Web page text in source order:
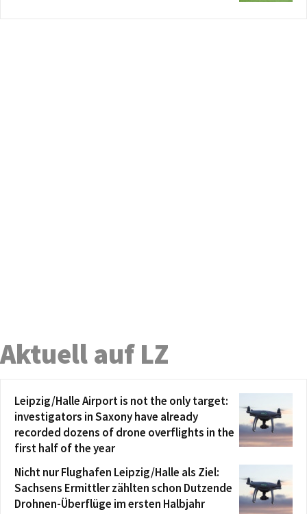
Aktuell auf LZ
Leipzig/Halle Airport is not the only target:
investigators in Saxony have already
recorded dozens of drone overflights in the
first half of the year
Nicht nur Flughafen Leipzig/Halle als Ziel:
Sachsens Ermittler zählten schon Dutzende
Drohnen-Überflüge im ersten Halbjahr